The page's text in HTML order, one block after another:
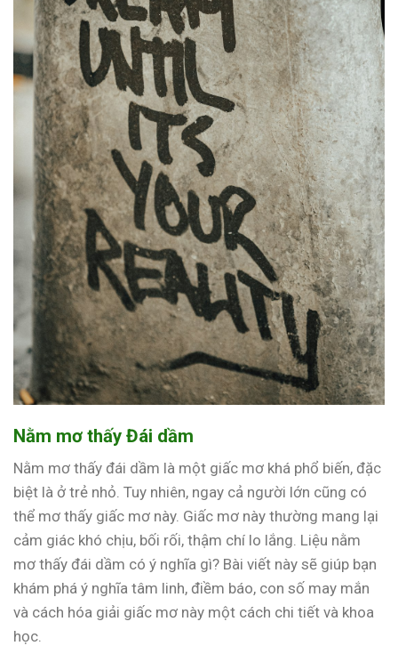
Nằm mơ thấy Đái dầm
Nằm mơ thấy đái dầm là một giấc mơ khá phổ biến, đặc
biệt là ở trẻ nhỏ. Tuy nhiên, ngay cả người lớn cũng có
thể mơ thấy giấc mơ này. Giấc mơ này thường mang lại
cảm giác khó chịu, bối rối, thậm chí lo lắng. Liệu nằm
mơ thấy đái dầm có ý nghĩa gì? Bài viết này sẽ giúp bạn
khám phá ý nghĩa tâm linh, điềm báo, con số may mắn
và cách hóa giải giấc mơ này một cách chi tiết và khoa
học.